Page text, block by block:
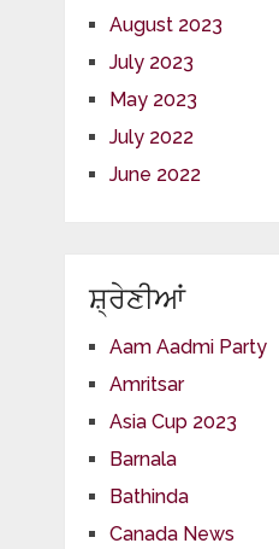
August 2023
July 2023
May 2023
July 2022
June 2022
ਸ਼੍ਰੇਣੀਆਂ
Aam Aadmi Party
Amritsar
Asia Cup 2023
Barnala
Bathinda
Canada News